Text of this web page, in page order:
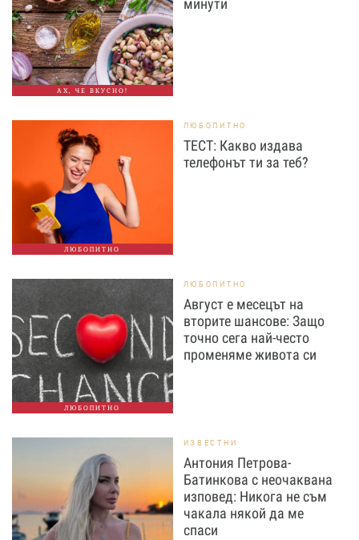
АХ, ЧЕ ВКУСНО!
минути
ЛЮБОПИТНО
ЛЮБОПИТНО
ТЕСТ: Какво издава
телефонът ти за теб?
ЛЮБОПИТНО
ЛЮБОПИТНО
Август е месецът на
вторите шансове: Защо
точно сега най-често
променяме живота си
ИЗВЕСТНИ
Антония Петрова-
Батинкова с неочаквана
изповед: Никога не съм
чакала някой да ме
спаси